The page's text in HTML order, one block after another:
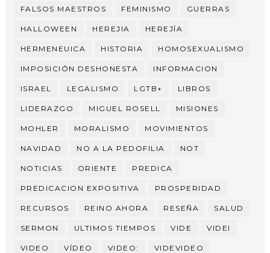
FALSOS MAESTROS FEMINISMO GUERRAS
HALLOWEEN HEREJIA HEREJÍA
HERMENEUICA HISTORIA HOMOSEXUALISMO
IMPOSICIÓN DESHONESTA INFORMACION
ISRAEL LEGALISMO LGTB+ LIBROS
LIDERAZGO MIGUEL ROSELL MISIONES
MOHLER MORALISMO MOVIMIENTOS
NAVIDAD NO A LA PEDOFILIA NOT
NOTICIAS ORIENTE PREDICA
PREDICACION EXPOSITIVA PROSPERIDAD
RECURSOS REINO AHORA RESEÑA SALUD
SERMON ULTIMOS TIEMPOS VIDE VIDEI
VIDEO VÍDEO VIDEO: VIDEVIDEO